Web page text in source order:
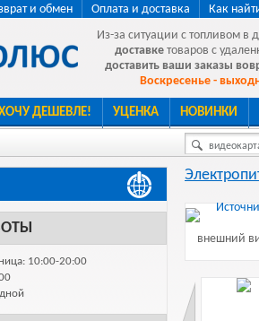
и обмен Оплата и доставка Как
Из-за ситуации с топливом в
доставке товаров с
доставить ваши заказы
Воскресенье -
ДЕШЕВЛЕ! УЦЕНКА НОВИНКИ
10:00-20:00
внешний